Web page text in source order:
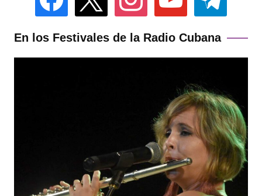
En los Festivales de la Radio Cubana